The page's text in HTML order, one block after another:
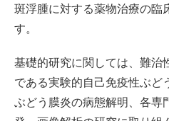
斑浮腫に対する薬物治療の臨
す。
基礎的研究に関しては、難治
である実験的自己免疫性ぶど
ぶどう膜炎の病態解明、各専